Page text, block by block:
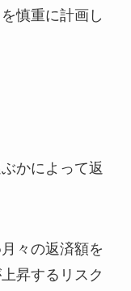
慎重に計画し
かによって返
々の返済額を
昇するリスク